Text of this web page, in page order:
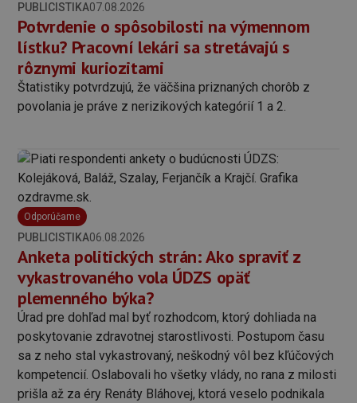
PUBLICISTIKA07.08.2026
Potvrdenie o spôsobilosti na výmennom
lístku? Pracovní lekári sa stretávajú s
rôznymi kuriozitami
Štatistiky potvrdzujú, že väčšina priznaných chorôb z
povolania je práve z nerizikových kategórií 1 a 2.
Odporúčame
PUBLICISTIKA06.08.2026
Anketa politických strán: Ako spraviť z
vykastrovaného vola ÚDZS opäť
plemenného býka?
Úrad pre dohľad mal byť rozhodcom, ktorý dohliada na
poskytovanie zdravotnej starostlivosti. Postupom času
sa z neho stal vykastrovaný, neškodný vôl bez kľúčových
kompetencií. Oslabovali ho všetky vlády, no rana z milosti
prišla až za éry Renáty Bláhovej, ktorá veselo podnikala